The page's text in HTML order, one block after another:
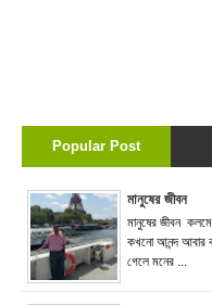
Popular Post
মানুষের জীবন
মানুষের জীবন
কখনো আনন্দ আবার
গেলে মনের ...